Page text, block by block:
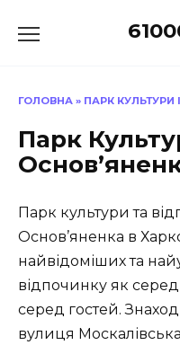
до
ГОЛОВНА » ПАРК КУЛЬТУРИ
Парк
Парк культури та
Основ’яненка в
найвідоміших та
відпочинку як серед
серед гостей.
вулиця